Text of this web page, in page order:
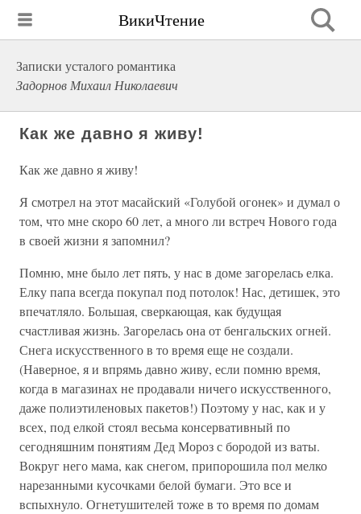
ВикиЧтение
Записки усталого романтика
Задорнов Михаил Николаевич
Как же давно я живу!
Как же давно я живу!
Я смотрел на этот масайский «Голубой огонек» и думал о
том, что мне скоро 60 лет, а много ли встреч Нового года
в своей жизни я запомнил?
Помню, мне было лет пять, у нас в доме загорелась елка.
Елку папа всегда покупал под потолок! Нас, детишек, это
впечатляло. Большая, сверкающая, как будущая
счастливая жизнь. Загорелась она от бенгальских огней.
Снега искусственного в то время еще не создали.
(Наверное, я и впрямь давно живу, если помню время,
когда в магазинах не продавали ничего искусственного,
даже полиэтиленовых пакетов!) Поэтому у нас, как и у
всех, под елкой стоял весьма консервативный по
сегодняшним понятиям Дед Мороз с бородой из ваты.
Вокруг него мама, как снегом, припорошила пол мелко
нарезанными кусочками белой бумаги. Это все и
вспыхнуло. Огнетушителей тоже в то время по домам